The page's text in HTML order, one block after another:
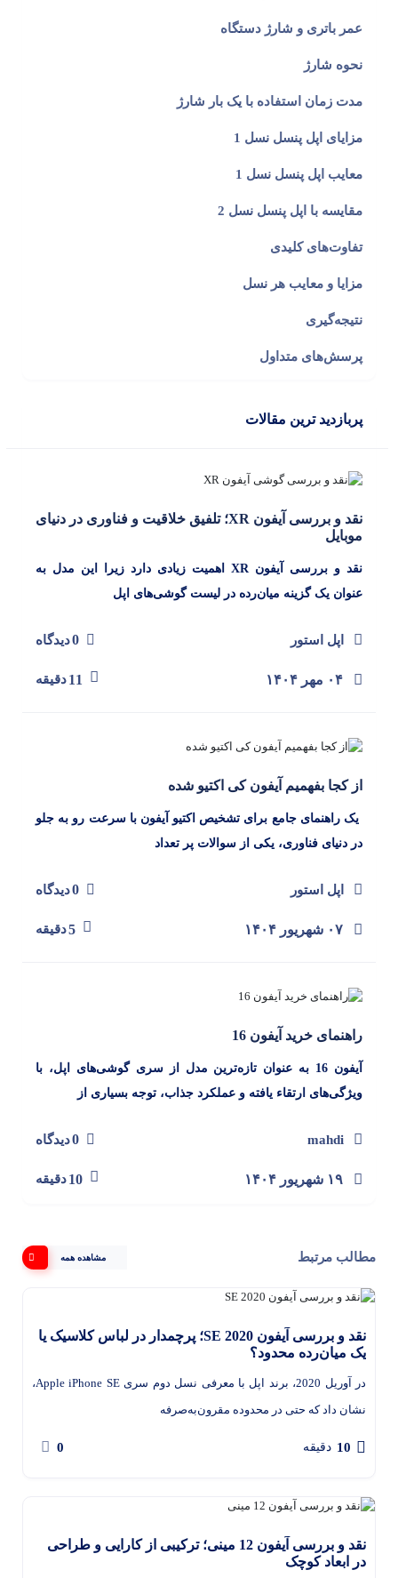
عمر باتری و شارژ دستگاه
نحوه شارژ
مدت زمان استفاده با یک بار شارژ
مزایای اپل پنسل نسل 1
معایب اپل پنسل نسل 1
مقایسه با اپل پنسل نسل 2
تفاوت‌های کلیدی
مزایا و معایب هر نسل
نتیجه‌گیری
پرسش‌های متداول
پربازدید ترین مقالات
نقد و بررسی آیفون XR؛ تلفیق خلاقیت و فناوری در دنیای
موبایل
نقد و بررسی آیفون XR اهمیت زیادی دارد زیرا این مدل به
عنوان یک گزینه میان‌رده در لیست گوشی‌های اپل
اپل استور 0دیدگاه
۰۴ مهر ۱۴۰۴ 11دقیقه
از کجا بفهمیم آیفون کی اکتیو شده
یک راهنمای جامع برای تشخیص اکتیو آیفون با سرعت رو به جلو
در دنیای فناوری، یکی از سوالات پر تعداد
اپل استور 0دیدگاه
۰۷ شهریور ۱۴۰۴ 5دقیقه
راهنمای خرید آیفون 16
آیفون 16 به عنوان تازه‌ترین مدل از سری گوشی‌های اپل، با
ویژگی‌های ارتقاء یافته و عملکرد جذاب، توجه بسیاری از
mahdi
0دیدگاه
۱۹ شهریور ۱۴۰۴ 10دقیقه
مطالب مرتبط مشاهده همه
نقد و بررسی آیفون SE 2020؛ پرچمدار در لباس کلاسیک یا
یک میان‌رده محدود؟
در آوریل 2020، برند اپل با معرفی نسل دوم سری Apple iPhone SE،
نشان داد که حتی در محدوده مقرون‌به‌صرفه
10 دقیقه 0
نقد و بررسی آیفون 12 مینی؛ ترکیبی از کارایی و طراحی
در ابعاد کوچک